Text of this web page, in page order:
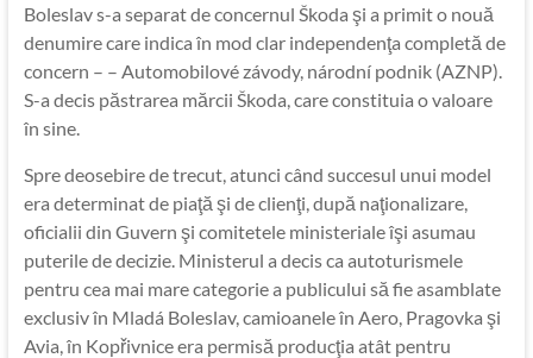
Boleslav s-a separat de concernul Škoda şi a primit o nouă
denumire care indica în mod clar independenţa completă de
concern – – Automobilové závody, národní podnik (AZNP).
S-a decis păstrarea mărcii Škoda, care constituia o valoare
în sine.
Spre deosebire de trecut, atunci când succesul unui model
era determinat de piaţă şi de clienţi, după naţionalizare,
oficialii din Guvern şi comitetele ministeriale îşi asumau
puterile de decizie. Ministerul a decis ca autoturismele
pentru cea mai mare categorie a publicului să fie asamblate
exclusiv în Mladá Boleslav, camioanele în Aero, Pragovka şi
Avia, în Kopřivnice era permisă producţia atât pentru